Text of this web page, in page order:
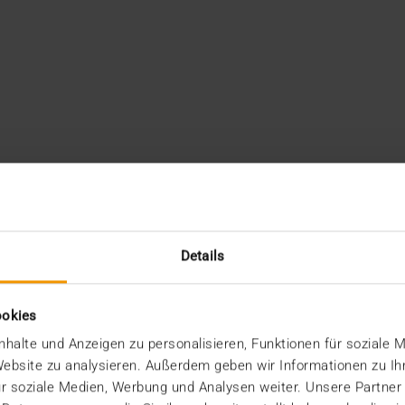
Details
und Anzeigen zu personalisieren, Funktionen für soziale
zu analysieren. Außerdem geben wir Informationen zu
soziale Medien, Werbung und Analysen weiter. Unsere